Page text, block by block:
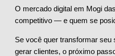
O mercado digital em Mogi
competitivo — e quem se
Se você quer transformar seu
gerar clientes, o próximo